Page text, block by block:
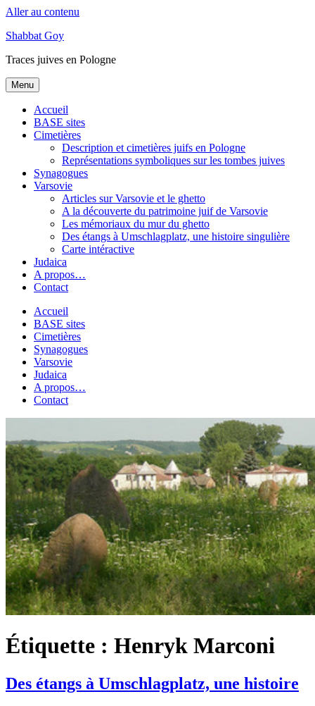
Aller au contenu
Shabbat Goy
Traces juives en Pologne
Menu
Accueil
BASE sites
Cimetières
Description et cimetières juifs en Pologne
Représentations symboliques sur les tombes juives
Synagogues
Varsovie
Articles sur Varsovie et le ghetto
A la découverte du patrimoine juif de Varsovie
Les mémoriaux du mur du ghetto
Des étangs à Umschlagplatz, une histoire singulière
Carte intéractive
Judaica
A propos…
Contact
Accueil
BASE sites
Cimetières
Synagogues
Varsovie
Judaica
A propos…
Contact
Étiquette : Henryk Marconi
Des étangs à Umschlagplatz, une histoire